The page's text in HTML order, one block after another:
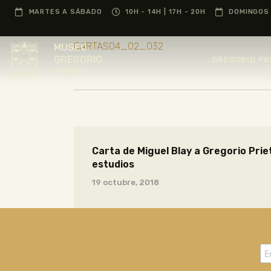
MARTES A SÁBADO 10H - 14H | 17H - 20H
MUSEOCARTAS04_02_032
Carta de Miguel Blay a Gregorio
estudios
19 octubre, 2018